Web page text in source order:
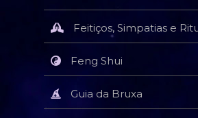
Feitiços, Simpatias e
Feng Shui
Guia da Bruxa